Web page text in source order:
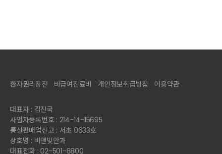
환자권리장전 비급여진료비 개인정보취급방침 이용약관
대표자 : 김진국
사업자등록번호 : 214-14-15695
통신판매업신고 : 서초 0633호
상호명 : 비앤빛안과
대표전화 : 02-501-6800